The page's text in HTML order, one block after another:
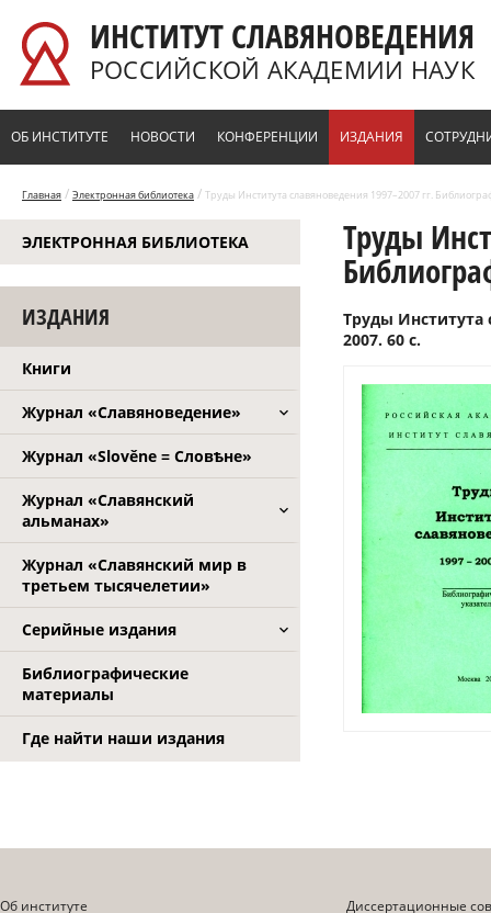
ИНСТИТУТ СЛАВЯНОВЕДЕНИЯ
РОССИЙСКОЙ АКАДЕМИИ НАУК
ОБ ИНСТИТУТЕ НОВОСТИ КОНФЕРЕНЦИИ ИЗДАНИЯ
Главная / Электронная библиотека / Труды Института славяноведения 1997–2007 гг.
ЭЛЕКТРОННАЯ БИБЛИОТЕКА
ИЗДАНИЯ
Книги
Журнал «Славяноведение»
Журнал «Slověne = Словѣне»
Журнал «Славянский
альманах»
Журнал «Славянский мир в
третьем тысячелетии»
Серийные издания
Библиографические
материалы
Где найти наши издания
Труды
Труды Института
2007. 60 с.
Об институте
Диссертационные